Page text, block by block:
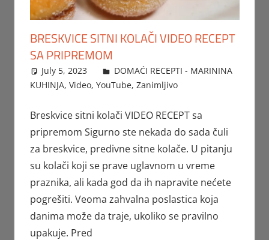
BRESKVICE SITNI KOLAČI VIDEO RECEPT
SA PRIPREMOM
July 5, 2023 FTorgAdmin
DOMAĆI RECEPTI - MARININA
KUHINJA, Video, YouTube, Zanimljivo
Breskvice sitni kolači VIDEO RECEPT sa
pripremom Sigurno ste nekada do sada čuli
za breskvice, predivne sitne kolače. U pitanju
su kolači koji se prave uglavnom u vreme
praznika, ali kada god da ih napravite nećete
pogrešiti. Veoma zahvalna poslastica koja
danima može da traje, ukoliko se pravilno
upakuje. Pred